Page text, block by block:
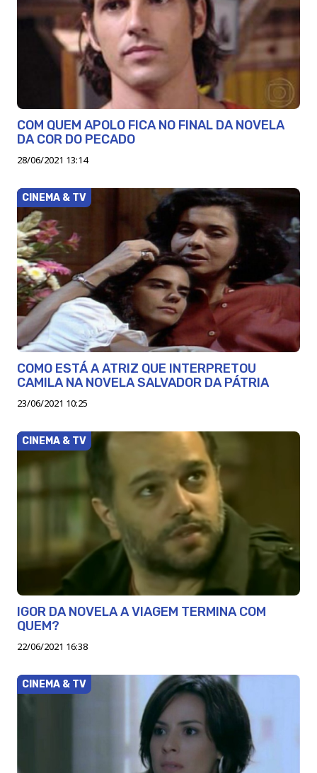
COM QUEM APOLO FICA NO FINAL DA NOVELA
DA COR DO PECADO
28/06/2021 13:14
CINEMA & TV
COMO ESTÁ A ATRIZ QUE INTERPRETOU
CAMILA NA NOVELA SALVADOR DA PÁTRIA
23/06/2021 10:25
CINEMA & TV
IGOR DA NOVELA A VIAGEM TERMINA COM
QUEM?
22/06/2021 16:38
CINEMA & TV